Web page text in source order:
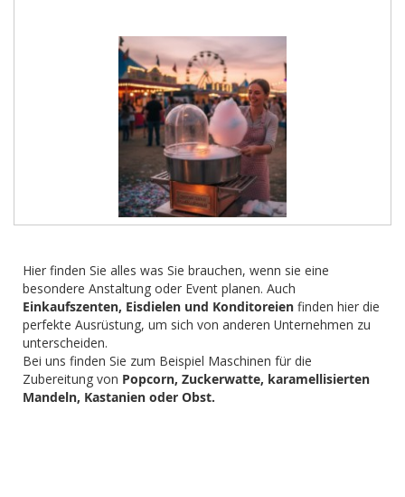
Hier finden Sie alles was Sie brauchen, wenn sie eine
besondere Anstaltung oder Event planen. Auch
Einkaufszenten, Eisdielen und Konditoreien finden hier die
perfekte Ausrüstung, um sich von anderen Unternehmen zu
unterscheiden.
Bei uns finden Sie zum Beispiel Maschinen für die
Zubereitung von Popcorn, Zuckerwatte, karamellisierten
Mandeln, Kastanien oder Obst.